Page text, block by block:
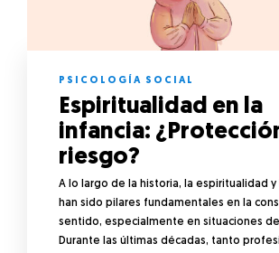
PSICOLOGÍA SOCIAL
Espiritualidad en la
infancia:
riesgo?
A lo largo de la historia, la espiritualidad y
han sido pilares fundamentales en la
sentido, especialmente en situaciones
Durante las últimas décadas, tanto